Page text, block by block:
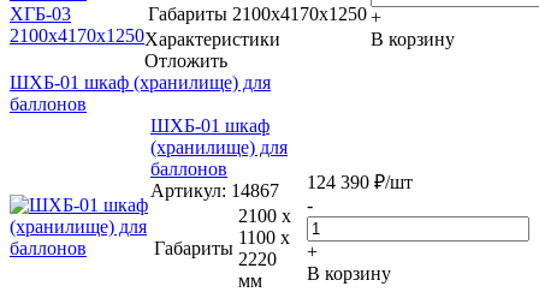
Габариты 2100x4170x1250
Характеристики
Отложить
+
В корзину
ШХБ-01 шкаф (хранилище) для
баллонов
ШХБ-01 шкаф
(хранилище) для
баллонов
Артикул: 14867
Габариты
2100 x
1100 x
2220
мм
124 390 ₽/шт
-
+
В корзину